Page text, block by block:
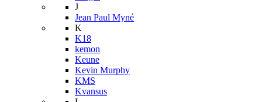
J
Jean Paul Myné
K
K18
kemon
Keune
Kevin Murphy
KMS
Kvansus